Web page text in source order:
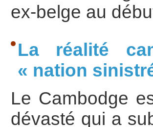
ex-belge au
La réalité
« nation
Le Cambodge
dévasté qui a